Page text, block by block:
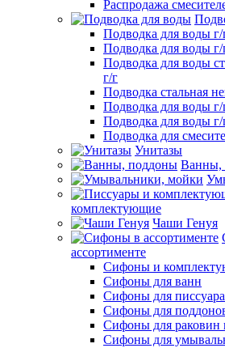
Распродажа
Подводка для воды
Подводка для воды
Подводка для воды
г/г
Подводка стальная
Подводка для воды
Подводка для воды
Подводка для
Унитазы
Ванны,
комплектующие
Чаши Генуя
ассортименте
Сифоны и
Сифоны для ванн
Сифоны для писсуара
Сифоны для
Сифоны для раковин
Сифоны для